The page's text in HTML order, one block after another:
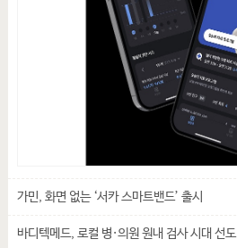
가민, 화면 없는 ‘서카 스마트밴드’ 출시
바디텍메드, 로컬 병·의원 원내 검사 시대 선도